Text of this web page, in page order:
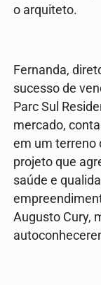
o arquiteto.
Fernanda,
sucesso de
Parc Sul
mercado,
em um terreno
projeto que
saúde e
Augusto Cury,